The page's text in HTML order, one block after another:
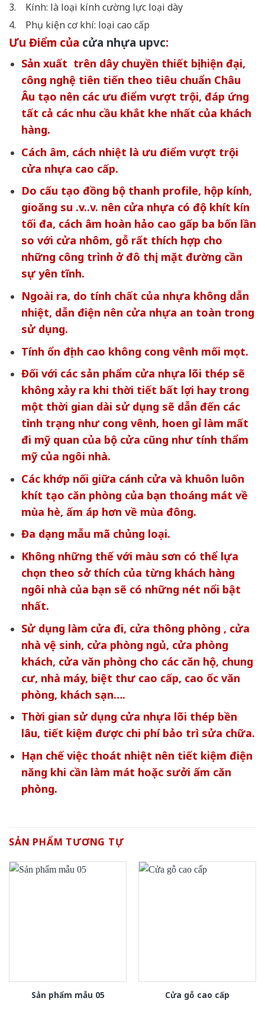
3. Kính: là loại kính cường lực loại dày
4. Phụ kiện cơ khí: loại cao cấp
Ưu Điểm của cửa nhựa upvc:
Sản xuất trên dây chuyền thiết bị hiện đại,
công nghệ tiên tiến theo tiêu chuẩn Châu
Âu tạo nên các ưu điểm vượt trội, đáp ứng
tất cả các nhu cầu khắt khe nhất của khách
hàng.
Cách âm, cách nhiệt là ưu điểm vượt trội
cửa nhựa cao cấp.
Do cấu tạo đồng bộ thanh profile, hộp kính,
gioăng su .v..v. nên cửa nhựa có độ khít kín
tối đa, cách âm hoàn hảo cao gấp ba bốn lần
so với cửa nhôm, gỗ rất thích hợp cho
những công trình ở đô thị, mặt đường cần
sự yên tĩnh.
Ngoài ra, do tính chất của nhựa không dẫn
nhiệt, dẫn điện nên cửa nhựa an toàn trong
sử dụng.
Tính ổn định cao không cong vênh mối mọt.
Đối với các sản phẩm cửa nhựa lõi thép sẽ
không xảy ra khi thời tiết bất lợi hay trong
một thời gian dài sử dụng sẽ dẫn đến các
tình trạng như cong vênh, hoen gỉ làm mất
đi mỹ quan của bộ cửa cũng như tính thẩm
mỹ của ngôi nhà.
Các khớp nối giữa cánh cửa và khuôn luôn
khít tạo căn phòng của bạn thoáng mát về
mùa hè, ấm áp hơn về mùa đông.
Đa dạng mẫu mã chủng loại.
Không những thế với màu sơn có thể lựa
chọn theo sở thích của từng khách hàng
ngôi nhà của bạn sẽ có những nét nổi bật
nhất.
Sử dụng làm cửa đi, cửa thông phòng , cửa
nhà vệ sinh, cửa phòng ngủ, cửa phòng
khách, cửa văn phòng cho các căn hộ, chung
cư, nhà máy, biệt thư cao cấp, cao ốc văn
phòng, khách sạn….
Thời gian sử dụng cửa nhựa lõi thép bền
lâu, tiết kiệm được chi phí bảo trì sửa chữa.
Hạn chế việc thoát nhiệt nên tiết kiệm điện
năng khi cần làm mát hoặc sưởi ấm căn
phòng.
SẢN PHẨM TƯƠNG TỰ
Sản phẩm mẫu 05 Cửa gỗ cao cấp